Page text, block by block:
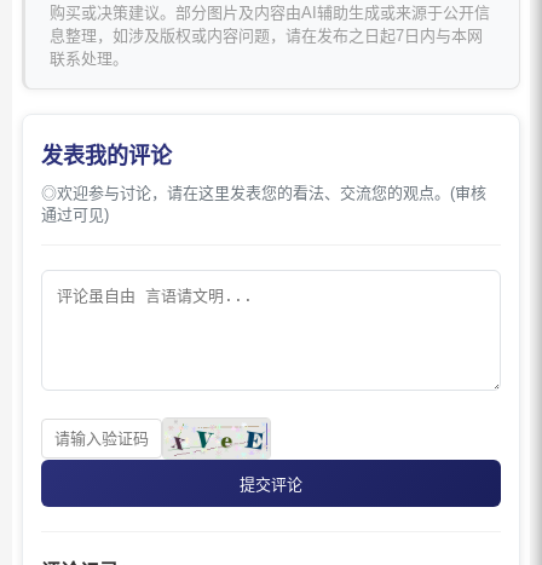
购买或决策建议。部分图片及内容由AI辅助生成或来源于公开信
息整理，如涉及版权或内容问题，请在发布之日起7日内与本网
联系处理。
发表我的评论
◎欢迎参与讨论，请在这里发表您的看法、交流您的观点。(审核
通过可见)
提交评论